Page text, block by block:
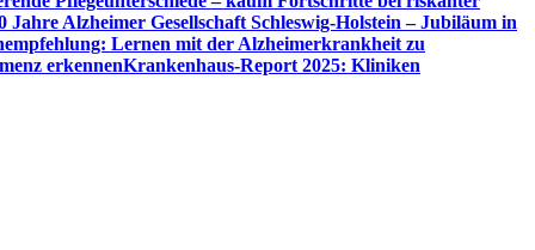
Jahre Alzheimer Gesellschaft Schleswig-Holstein – Jubiläum in
Lernen mit der Alzheimerkrankheit zu
erkennenKrankenhaus-Report 2025: Kliniken